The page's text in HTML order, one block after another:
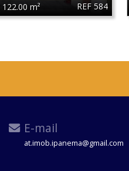
REF 584
122.00 m²
E-mail
at.imob.ipanema@gmail.com